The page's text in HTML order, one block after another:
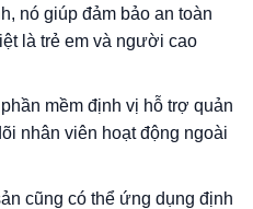
nó giúp đảm bảo an toàn
là trẻ em và người cao
mềm định vị hỗ trợ quản
nhân viên hoạt động ngoài
cũng có thể ứng dụng định